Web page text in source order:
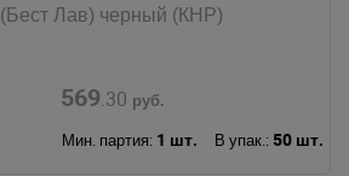
(Бест Лав) черный (КНР)
569.30 руб.
Мин. партия: 1 шт. В упак.: 50 шт.